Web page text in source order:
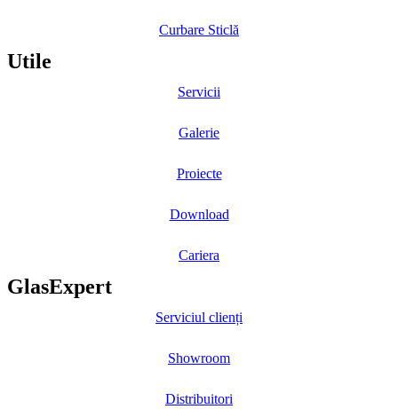
Curbare Sticlă
Utile
Servicii
Galerie
Proiecte
Download
Cariera
GlasExpert
Serviciul clienți
Showroom
Distribuitori